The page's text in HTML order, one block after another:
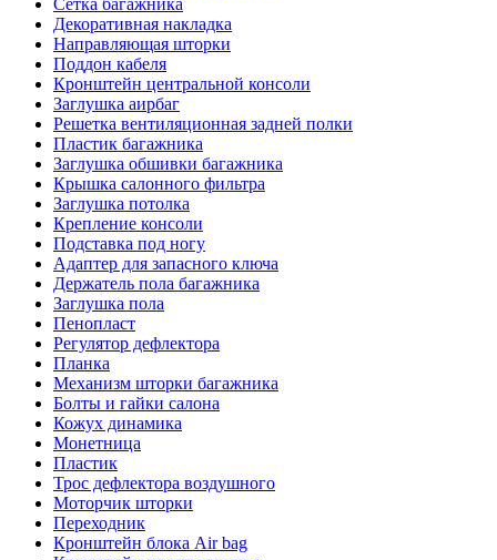
Декоративная накладка
Направляющая шторки
Поддон кабеля
Кронштейн центральной консоли
Заглушка аирбаг
Решетка вентиляционная задней полки
Пластик багажника
Заглушка обшивки багажника
Крышка салонного фильтра
Заглушка потолка
Крепление консоли
Подставка под ногу
Адаптер для запасного ключа
Держатель пола багажника
Заглушка пола
Пенопласт
Регулятор дефлектора
Планка
Механизм шторки багажника
Болты и гайки салона
Кожух динамика
Монетница
Пластик
Трос дефлектора воздушного
Моторчик шторки
Переходник
Кронштейн блока Air bag